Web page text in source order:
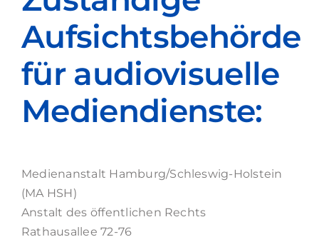
Aufsichtsbehörde
für audiovisuelle
Mediendienste:
Medienanstalt Hamburg/Schleswig-Holstein
(MA HSH)
Anstalt des öffentlichen Rechts
Rathausallee 72-76